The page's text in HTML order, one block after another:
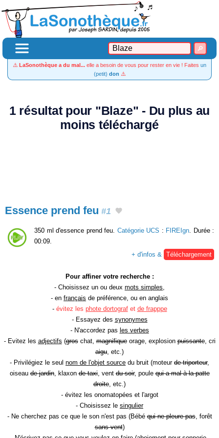
⚠️ LaSonothèque a du mal... elle a besoin de vous pour rester en vie ! Faites un
(petit) don ⚠️
1 résultat pour "Blaze" - Du plus au
moins téléchargé
Essence prend feu #1
350 ml d'essence prend feu. Catégorie UCS : FIREIgn . Durée :
00:09.
+ d'infos &
Téléchargement
Pour affiner votre recherche :
- Choisissez un ou deux mots simples
- en français de préférence, ou en anglais
- évitez les phote dortografet de frapppe
- Essayez des synonymes
- N'accordez pas les verbes
- Evitez les adjectifs (groschat,magnifiqueorage, explosionpuissante, cri
aigu , etc.)
- Privilégiez le seul nom de l'objet source du bruit (moteur de triporteur,
oiseaude jardin, klaxonde taxi, ventdu soir, poulequi a mal à la patte
droite , etc.)
- évitez les onomatopées et l'argot
- Choisissez le singulier
- Ne cherchez pas ce que le son n'est pas (Bébéqui ne pleure pas, forêt
sans vent)